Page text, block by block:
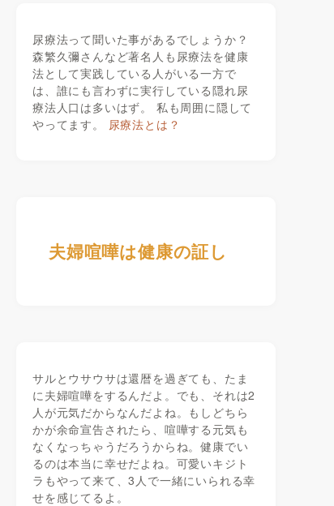
尿療法って聞いた事があるでしょうか？
森繁久彌さんなど著名人も尿療法を健康
法として実践している人がいる一方で
は、誰にも言わずに実行している隠れ尿
療法人口は多いはず。 私も周囲に隠して
やってます。
尿療法とは？
夫婦喧嘩は健康の証し
サルとウサウサは還暦を過ぎても、たま
に夫婦喧嘩をするんだよ。でも、それは2
人が元気だからなんだよね。もしどちら
かが余命宣告されたら、喧嘩する元気も
なくなっちゃうだろうからね。健康でい
るのは本当に幸せだよね。可愛いキジト
ラもやって来て、3人で一緒にいられる幸
せを感じてるよ。